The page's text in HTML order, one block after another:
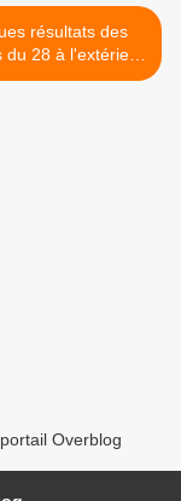
résultats des
28 à l'extérieur
>
Overblog